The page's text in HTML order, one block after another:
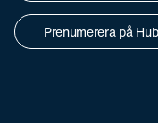
Prenumerera på